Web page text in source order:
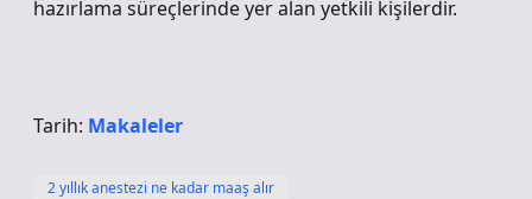
hazırlama süreçlerinde yer alan yetkili kişilerdir.
Tarih: Makaleler
2 yıllık anestezi ne kadar maaş alır